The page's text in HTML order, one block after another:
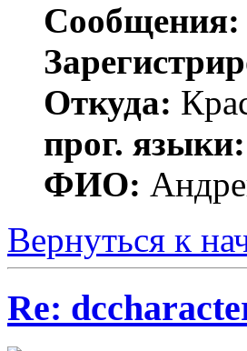
Сообщения:
Откуда:
прог. языки:
ФИО:
Вернуться к
Re: